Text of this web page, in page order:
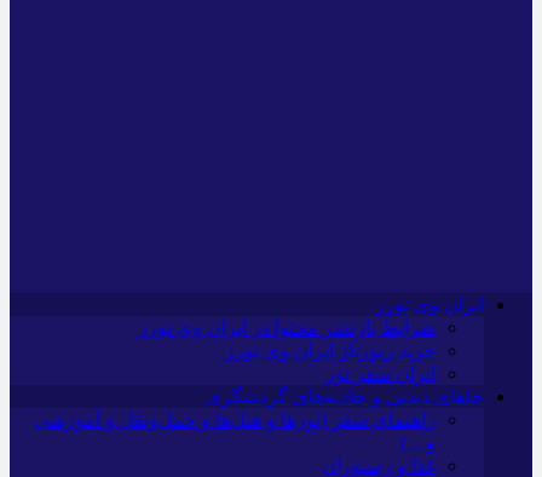
ایران وی تورز
شرایط بازنشر محتوا در ایران وی تورز
خرید رپورتاژ ایران وی تورز
ایران سفر تور
جاهای دیدنی و جاذبه‌های گردشگری
راهنمای سفر (تورها و هتل‌ها و حمل‌و‌نقل و آموزشی
و…)
غذا و رستوران